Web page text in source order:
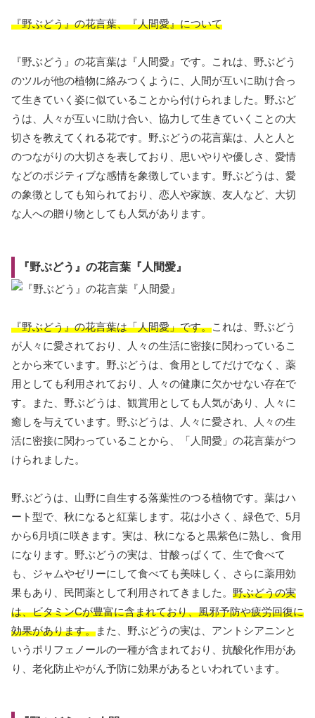
『野ぶどう』の花言葉、『人間愛』について
『野ぶどう』の花言葉は『人間愛』です。これは、野ぶどう
のツルが他の植物に絡みつくように、人間が互いに助け合っ
て生きていく姿に似ていることから付けられました。野ぶど
うは、人々が互いに助け合い、協力して生きていくことの大
切さを教えてくれる花です。野ぶどうの花言葉は、人と人と
のつながりの大切さを表しており、思いやりや優しさ、愛情
などのポジティブな感情を象徴しています。野ぶどうは、愛
の象徴としても知られており、恋人や家族、友人など、大切
な人への贈り物としても人気があります。
『野ぶどう』の花言葉『人間愛』
『野ぶどう』の花言葉は「人間愛」です。これは、野ぶどう
が人々に愛されており、人々の生活に密接に関わっているこ
とから来ています。野ぶどうは、食用としてだけでなく、薬
用としても利用されており、人々の健康に欠かせない存在で
す。また、野ぶどうは、観賞用としても人気があり、人々に
癒しを与えています。野ぶどうは、人々に愛され、人々の生
活に密接に関わっていることから、「人間愛」の花言葉がつ
けられました。
野ぶどうは、山野に自生する落葉性のつる植物です。葉はハ
ート型で、秋になると紅葉します。花は小さく、緑色で、5月
から6月頃に咲きます。実は、秋になると黒紫色に熟し、食用
になります。野ぶどうの実は、甘酸っぱくて、生で食べて
も、ジャムやゼリーにして食べても美味しく、さらに薬用効
果もあり、民間薬として利用されてきました。 野ぶどうの実
は、ビタミンCが豊富に含まれており、風邪予防や疲労回復に
効果があります。また、野ぶどうの実は、アントシアニンと
いうポリフェノールの一種が含まれており、抗酸化作用があ
り、老化防止やがん予防に効果があるといわれています。